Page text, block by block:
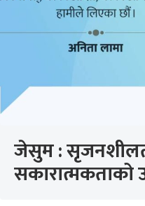
जेसुम :
सकारात्मकताको